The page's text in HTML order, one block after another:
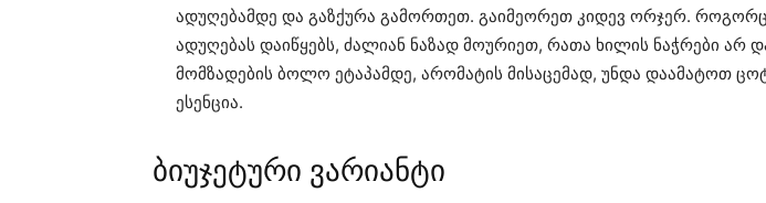
ადუღებამდე და გაზქურა გამორთეთ. გაიმეორეთ კიდევ ორჯერ. როგორც
ადუღებას დაიწყებს, ძალიან ნაზად მოურიეთ, რათა ხილის ნაჭრები არ
მომზადების ბოლო ეტაპამდე, არომატის მისაცემად, უნდა დაამატოთ
ესენცია.
ბიუჯეტური ვარიანტი